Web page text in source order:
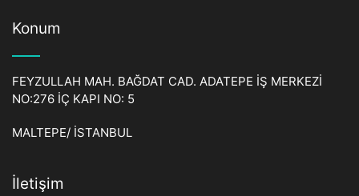
Konum
FEYZULLAH MAH. BAĞDAT CAD. ADATEPE İŞ MERKEZİ
NO:276 İÇ KAPI NO: 5
MALTEPE/ İSTANBUL
İletişim